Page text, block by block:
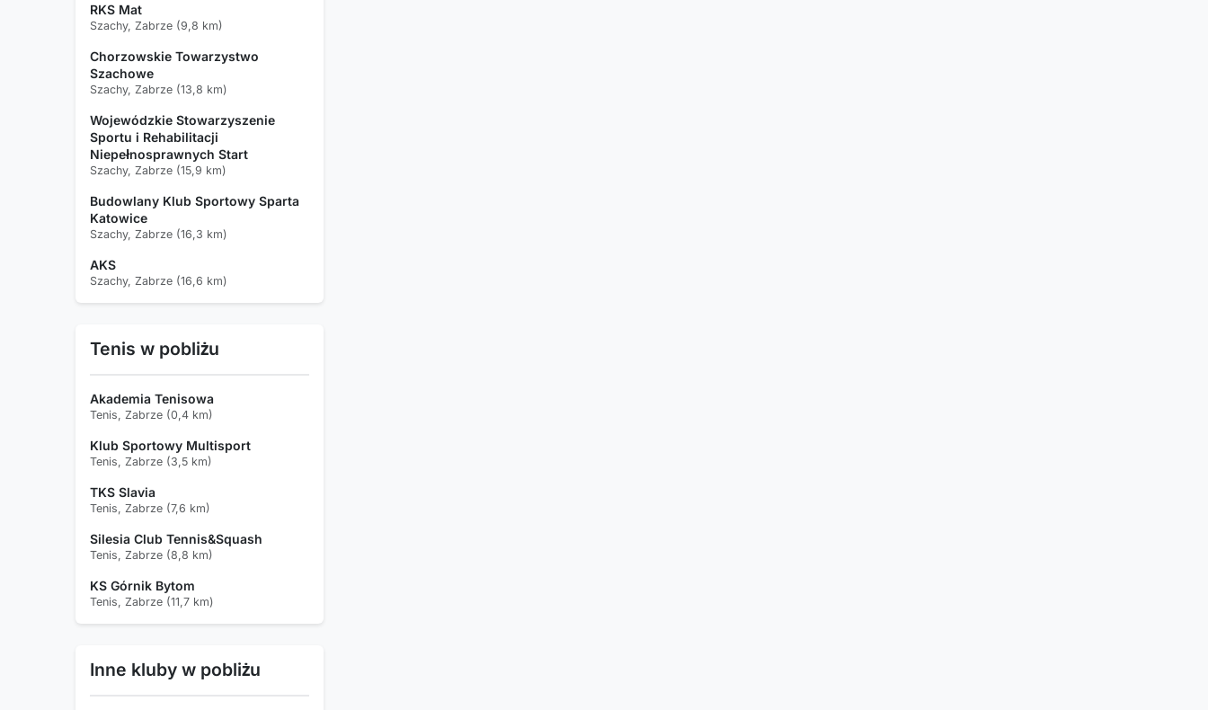
RKS Mat
Szachy, Zabrze (9,8 km)
Chorzowskie Towarzystwo
Szachowe
Szachy, Zabrze (13,8 km)
Wojewódzkie Stowarzyszenie
Sportu i Rehabilitacji
Niepełnosprawnych Start
Szachy, Zabrze (15,9 km)
Budowlany Klub Sportowy Sparta
Katowice
Szachy, Zabrze (16,3 km)
AKS
Szachy, Zabrze (16,6 km)
Tenis w pobliżu
Akademia Tenisowa
Tenis, Zabrze (0,4 km)
Klub Sportowy Multisport
Tenis, Zabrze (3,5 km)
TKS Slavia
Tenis, Zabrze (7,6 km)
Silesia Club Tennis&Squash
Tenis, Zabrze (8,8 km)
KS Górnik Bytom
Tenis, Zabrze (11,7 km)
Inne kluby w pobliżu